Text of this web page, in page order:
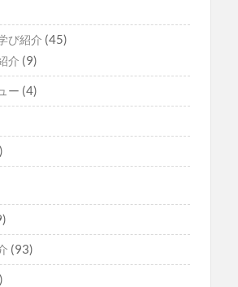
び紹介 (45)
介 (9)
ー (4)
(93)